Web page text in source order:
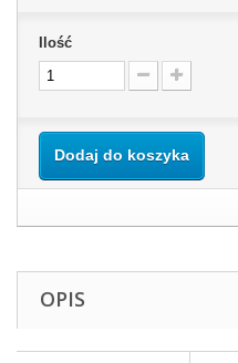
Ilość
Dodaj do koszyka
OPIS